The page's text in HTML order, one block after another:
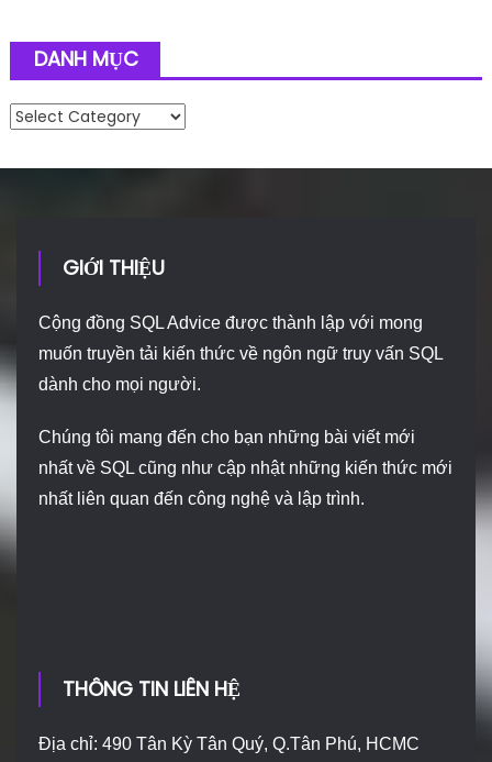
DANH MỤC
Danh mục
GIỚI THIỆU
Cộng đồng SQL Advice được thành lập với mong
muốn truyền tải kiến thức về ngôn ngữ truy vấn SQL
dành cho mọi người.
Chúng tôi mang đến cho bạn những bài viết mới
nhất về SQL cũng như cập nhật những kiến thức mới
nhất liên quan đến công nghệ và lập trình.
THÔNG TIN LIÊN HỆ
Địa chỉ: 490 Tân Kỳ Tân Quý, Q.Tân Phú, HCMC